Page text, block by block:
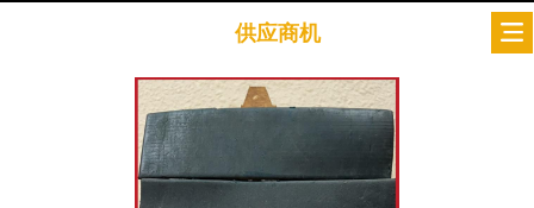
供应商机